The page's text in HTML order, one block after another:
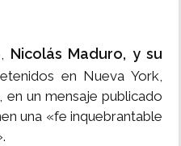
Nicolás Maduro, y su
en Nueva York,
un mensaje publicado
una «fe inquebrantable